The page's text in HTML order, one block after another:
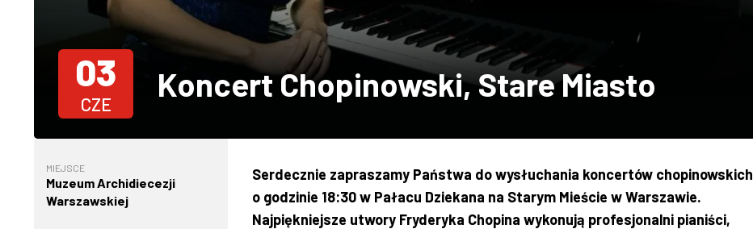
03
CZE
Koncert Chopinowski, Stare Miasto
MIEJSCE
Muzeum Archidiecezji
Warszawskiej
Serdecznie zapraszamy Państwa do wysłuchania koncertów chopinowskich
o godzinie 18:30 w Pałacu Dziekana na Starym Mieście w Warszawie.
Najpiękniejsze utwory Fryderyka Chopina wykonują profesjonalni pianiści,